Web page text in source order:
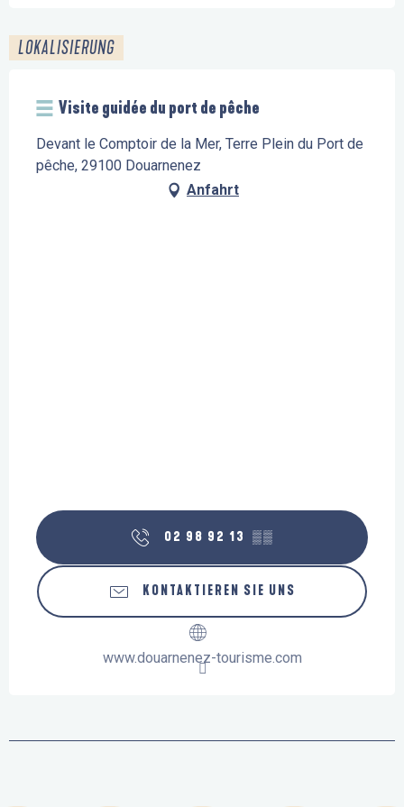
LOKALISIERUNG
Visite guidée du port de pêche
Devant le Comptoir de la Mer, Terre Plein du Port de
pêche, 29100 Douarnenez
Anfahrt
02 98 92 13 ▒▒
KONTAKTIEREN SIE UNS
www.douarnenez-tourisme.com